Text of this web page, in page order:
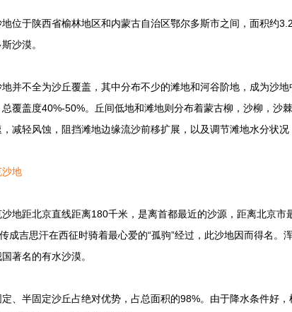
于陕西省榆林地区和内蒙古自治区鄂尔多斯市之间，面积约
沙漠。
不全为沙丘覆盖，其中分布不少的滩地和河谷阶地，成为沙地
覆盖度40%-50%。丘间低地和滩地则分布着蒙古柳，沙柳，沙
减轻风蚀，阻挡滩地边缘流沙前移扩展，以及调节滩地水分状况
地
距北京直线距离180千米，是离首都最近的沙源，距离北京市
传成吉思汗在西征时骑着最心爱的“孤驹”经过，此沙地因而得名
著名的有水沙漠。
半固定沙丘占绝对优势，占总面积的98%。由于降水条件好，